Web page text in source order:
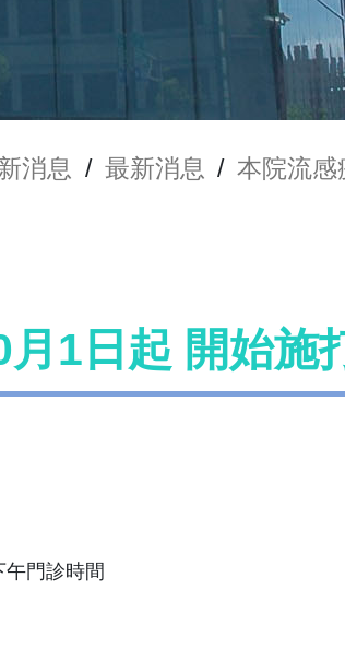
消息 / 最新消息 / 本院流感
1日起 開始施
門診時間